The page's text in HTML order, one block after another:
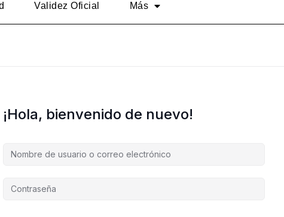
Validez Oficial Más
¡Hola, bienvenido de nuevo!